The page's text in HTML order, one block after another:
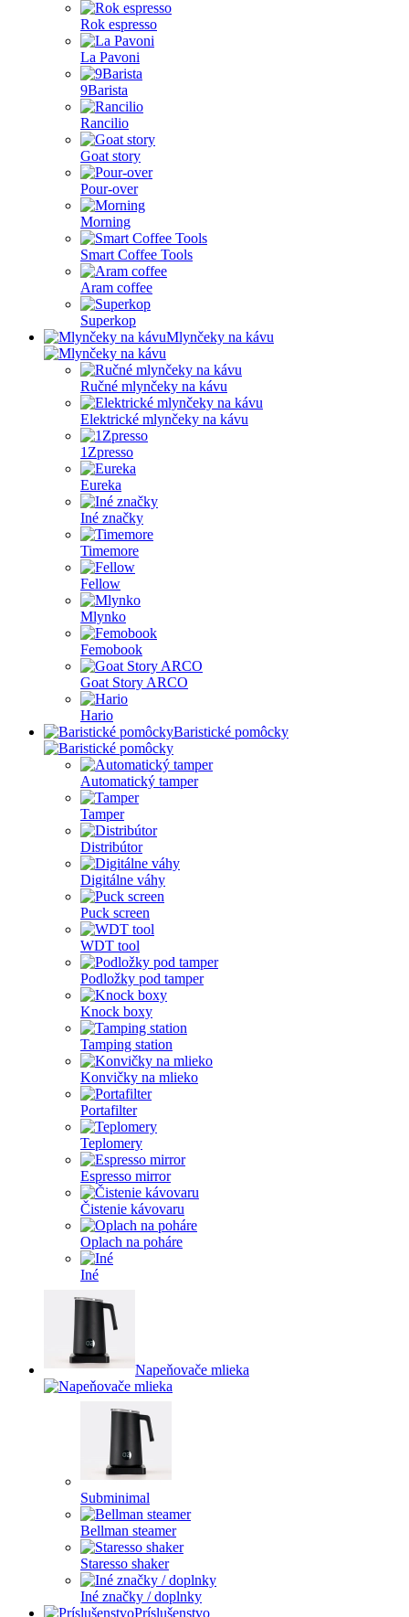
Rok espresso
La Pavoni
9Barista
Rancilio
Goat story
Pour-over
Morning
Smart Coffee Tools
Aram coffee
Superkop
Mlynčeky na kávu
Ručné mlynčeky na kávu
Elektrické mlynčeky na kávu
1Zpresso
Eureka
Iné značky
Timemore
Fellow
Mlynko
Femobook
Goat Story ARCO
Hario
Baristické pomôcky
Automatický tamper
Tamper
Distribútor
Digitálne váhy
Puck screen
WDT tool
Podložky pod tamper
Knock boxy
Tamping station
Konvičky na mlieko
Portafilter
Teplomery
Espresso mirror
Čistenie kávovaru
Oplach na poháre
Iné
Napeňovače mlieka
Subminimal
Bellman steamer
Staresso shaker
Iné značky / doplnky
Príslušenstvo